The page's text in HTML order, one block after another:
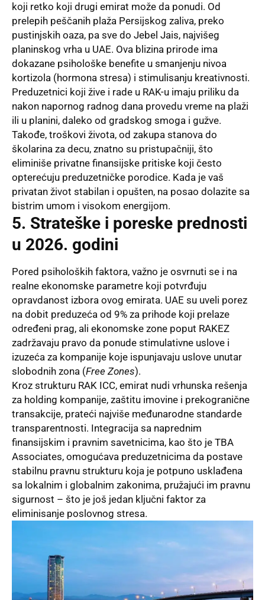
koji retko koji drugi emirat može da ponudi. Od
prelepih peščanih plaža Persijskog zaliva, preko
pustinjskih oaza, pa sve do Jebel Jais, najvišeg
planinskog vrha u UAE. Ova blizina prirode ima
dokazane psihološke benefite u smanjenju nivoa
kortizola (hormona stresa) i stimulisanju kreativnosti.
Preduzetnici koji žive i rade u RAK-u imaju priliku da
nakon napornog radnog dana provedu vreme na plaži
ili u planini, daleko od gradskog smoga i gužve.
Takođe, troškovi života, od zakupa stanova do
školarina za decu, znatno su pristupačniji, što
eliminiše privatne finansijske pritiske koji često
opterećuju preduzetničke porodice. Kada je vaš
privatan život stabilan i opušten, na posao dolazite sa
bistrim umom i visokom energijom.
5. Strateške i poreske prednosti
u 2026. godini
Pored psiholoških faktora, važno je osvrnuti se i na
realne ekonomske parametre koji potvrđuju
opravdanost izbora ovog emirata. UAE su uveli porez
na dobit preduzeća od 9% za prihode koji prelaze
određeni prag, ali ekonomske zone poput RAKEZ
zadržavaju pravo da ponude stimulativne uslove i
izuzeća za kompanije koje ispunjavaju uslove unutar
slobodnih zona (Free Zones).
Kroz strukturu RAK ICC, emirat nudi vrhunska rešenja
za holding kompanije, zaštitu imovine i prekogranične
transakcije, prateći najviše međunarodne standarde
transparentnosti. Integracija sa naprednim
finansijskim i pravnim savetnicima, kao što je TBA
Associates, omogućava preduzetnicima da postave
stabilnu pravnu strukturu koja je potpuno usklađena
sa lokalnim i globalnim zakonima, pružajući im pravnu
sigurnost – što je još jedan ključni faktor za
eliminisanje poslovnog stresa.